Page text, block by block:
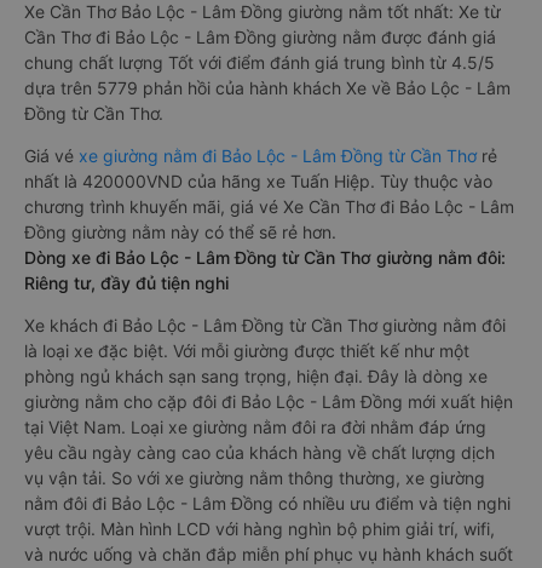
Xe Cần Thơ Bảo Lộc - Lâm Đồng giường nằm tốt nhất: Xe từ
Cần Thơ đi Bảo Lộc - Lâm Đồng giường nằm được đánh giá
chung chất lượng Tốt với điểm đánh giá trung bình từ 4.5/5
dựa trên 5779 phản hồi của hành khách Xe về Bảo Lộc - Lâm
Đồng từ Cần Thơ.
Giá vé xe giường nằm đi Bảo Lộc - Lâm Đồng từ Cần Thơ rẻ
nhất là 420000VND của hãng xe Tuấn Hiệp. Tùy thuộc vào
chương trình khuyến mãi, giá vé Xe Cần Thơ đi Bảo Lộc - Lâm
Đồng giường nằm này có thể sẽ rẻ hơn.
Dòng xe đi Bảo Lộc - Lâm Đồng từ Cần Thơ giường nằm đôi:
Riêng tư, đầy đủ tiện nghi
Xe khách đi Bảo Lộc - Lâm Đồng từ Cần Thơ giường nằm đôi
là loại xe đặc biệt. Với mỗi giường được thiết kế như một
phòng ngủ khách sạn sang trọng, hiện đại. Đây là dòng xe
giường nằm cho cặp đôi đi Bảo Lộc - Lâm Đồng mới xuất hiện
tại Việt Nam. Loại xe giường nằm đôi ra đời nhằm đáp ứng
yêu cầu ngày càng cao của khách hàng về chất lượng dịch
vụ vận tải. So với xe giường nằm thông thường, xe giường
nằm đôi đi Bảo Lộc - Lâm Đồng có nhiều ưu điểm và tiện nghi
vượt trội. Màn hình LCD với hàng nghìn bộ phim giải trí, wifi,
và nước uống và chăn đắp miễn phí phục vụ hành khách suốt